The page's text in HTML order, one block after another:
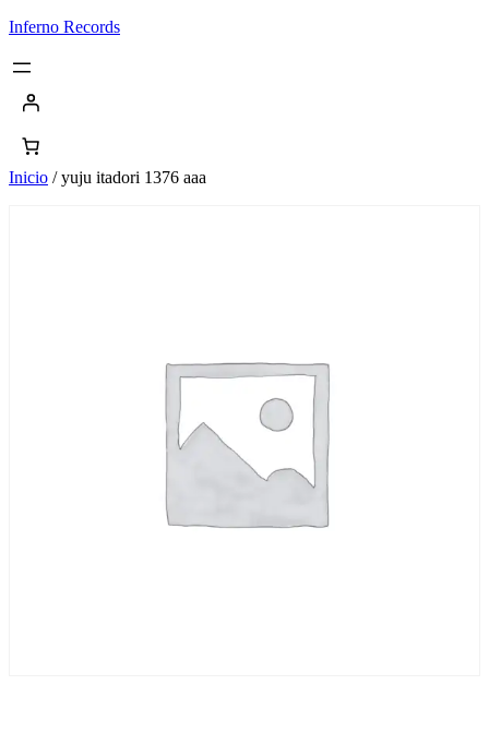
Saltar
contenido
Inferno Records
Inicio / yuju itadori 1376 aaa